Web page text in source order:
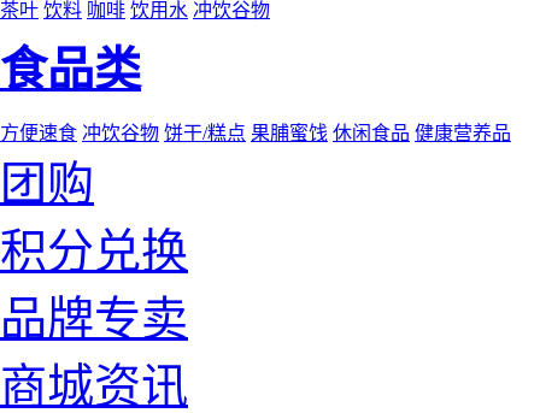
茶叶 饮料 咖啡 饮用水 冲饮谷物
食品类
方便速食 冲饮谷物 饼干/糕点 果脯蜜饯 休闲食品 健康营养品
团购
积分兑换
品牌专卖
商城资讯